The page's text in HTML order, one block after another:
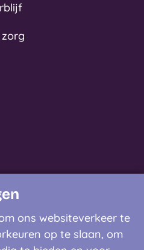
ons websiteverkeer te
op te slaan, om